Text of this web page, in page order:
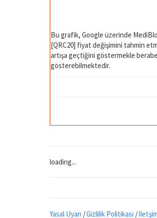
Bu grafik, Google üzerinde
[QRC20] fiyat değişimini tahmin
artışa geçtiğini göstermekle
gösterebilmektedir.
loading...
Yasal Uyarı |Gizlilik Politikası |